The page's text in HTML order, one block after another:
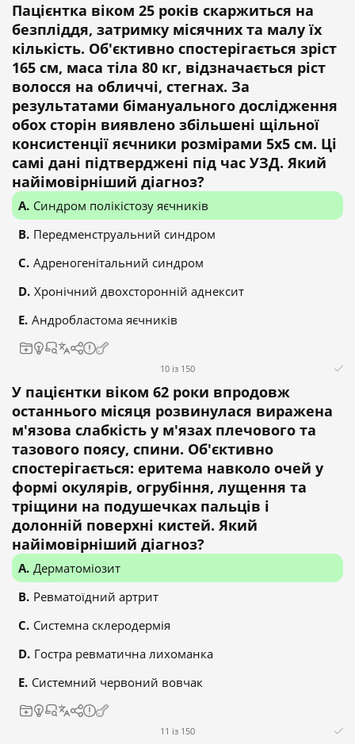
Пацієнтка віком 25 років скаржиться на
безпліддя, затримку місячних та малу їх
кількість. Об'єктивно спостерігається зріст
165 см, маса тіла 80 кг, відзначається ріст
волосся на обличчі, стегнах. За
результатами бімануального дослідження
обох сторін виявлено збільшені щільної
консистенції яєчники розмірами 5x5 см. Ці
самі дані підтверджені під час УЗД. Який
найімовірніший діагноз?
Синдром полікістозу яєчників
Передменструальний синдром
Адреногенітальний синдром
Хронічний двохсторонній аднексит
Андробластома яєчників
10 із 150
У пацієнтки віком 62 роки впродовж
останнього місяця розвинулася виражена
м'язова слабкість у м'язах плечового та
тазового поясу, спини. Об'єктивно
спостерігається: еритема навколо очей у
формі окулярів, огрубіння, лущення та
тріщини на подушечках пальців і
долонній поверхні кистей. Який
найімовірніший діагноз?
Дерматоміозит
Ревматоїдний артрит
Системна склеродермія
Гостра ревматична лихоманка
Системний червоний вовчак
11 із 150